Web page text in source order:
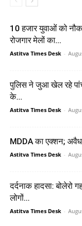
10 हजार युवाओं को
रोजगार मेलों का...
Astitva Times Desk -
पुलिस ने जुआ खेल रहे
के...
Astitva Times Desk -
MDDA का एक्शन; अवैध
Astitva Times Desk -
दर्दनाक हादसा: बोलेरो
लोगों...
Astitva Times Desk -